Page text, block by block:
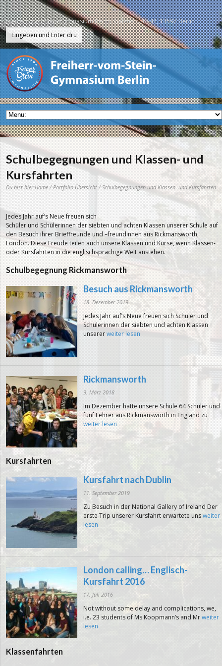
Freiherr-vom-Stein-Gymnasium Berlin, Galenstr. 40-44, 13597 Berlin
Schulbegegnungen und Klassen- und
Kursfahrten
Du bist hier:Home/Portfolio Übersicht/ Schulbegegnungen und Klassen- und Kursfahrten
Jedes Jahr auf’s Neue freuen sich
Schüler und Schülerinnen der siebten und achten Klassen unserer Schule auf
den Besuch ihrer Brieffreunde und –freundinnen aus Rickmansworth,
London. Diese Freude teilen auch unsere Klassen und Kurse, wenn Klassen-
oder Kursfahrten in die englischsprachige Welt anstehen.
Schulbegegnung Rickmansworth
Besuch aus Rickmansworth
18. Dezember 2019
Jedes Jahr auf’s Neue freuen sich Schüler und
Schülerinnen der siebten und achten Klassen
unsererweiter lesen
Rickmansworth
9. März 2018
Im Dezember hatte unsere Schule 64 Schüler und
fünf Lehrer aus Rickmansworth in England zu
weiter lesen
Kursfahrten
Kursfahrt nach Dublin
11. September 2019
Zu Besuch in der National Gallery of Ireland Der
erste Trip unserer Kursfahrt erwartete unsweiter
lesen
London calling… Englisch-
Kursfahrt 2016
17. Juli 2016
Not without some delay and complications, we,
i.e. 23 students of Ms Koopmann’s and Mrweiter
lesen
Klassenfahrten